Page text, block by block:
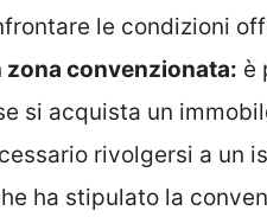
le condizioni
zona convenzionata: è
si acquista un
rivolgersi a un
ha stipulato la